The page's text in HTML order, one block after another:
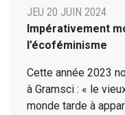
JEU 20 JUIN 2024
Impérativement
l’écoféminisme
Cette année 2023
à Gramsci : « le
monde tarde à